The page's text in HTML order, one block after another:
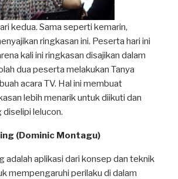
kedua. Sama seperti kemarin,
ringkasan ini. Peserta hari ini
kali ini ringkasan disajikan dalam
dua peserta melakukan Tanya
acara TV. Hal ini membuat
lebih menarik untuk diikuti dan
lelucon.
(Dominic Montagu)
adalah aplikasi dari konsep dan teknik
mempengaruhi perilaku di dalam